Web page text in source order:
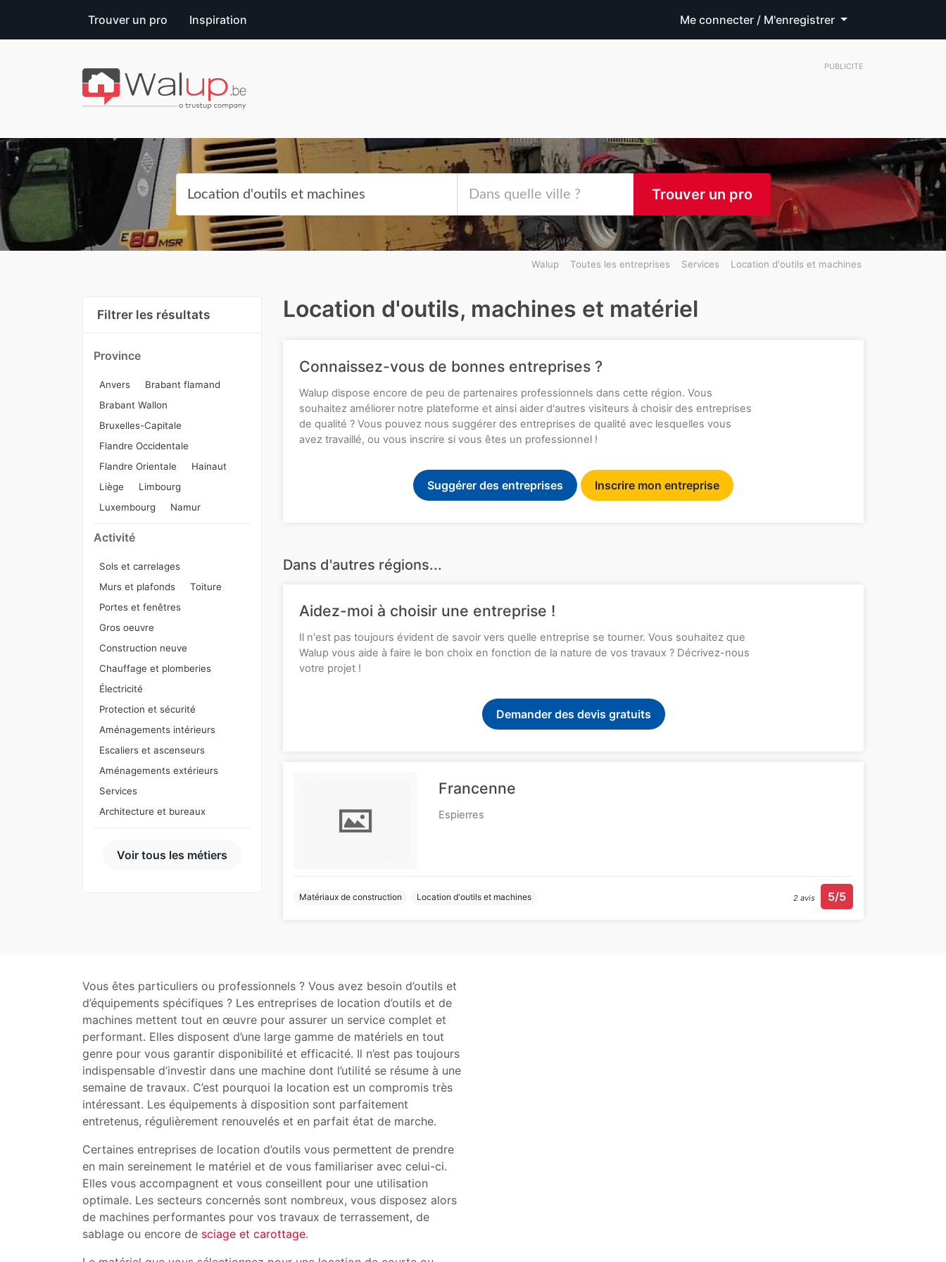
Trouver un pro Inspiration Me connecter / M'enregistrer
PUBLICITE
Trouver un pro
Walup Toutes les entreprises Services Location d'outils et machines
Filtrer les résultats
Province
Anvers
Brabant flamand
Brabant Wallon
Bruxelles-Capitale
Flandre Occidentale
Flandre Orientale
Hainaut
Liège
Limbourg
Luxembourg
Namur
Activité
Sols et carrelages
Murs et plafonds
Toiture
Portes et fenêtres
Gros oeuvre
Construction neuve
Chauffage et plomberies
Électricité
Protection et sécurité
Aménagements intérieurs
Escaliers et ascenseurs
Aménagements extérieurs
Services
Architecture et bureaux
Voir tous les métiers
Location d'outils, machines et matériel
Connaissez-vous de bonnes entreprises ?
Walup dispose encore de peu de partenaires professionnels dans cette région. Vous
souhaitez améliorer notre plateforme et ainsi aider d'autres visiteurs à choisir des entreprises
de qualité ? Vous pouvez nous suggérer des entreprises de qualité avec lesquelles vous
avez travaillé, ou vous inscrire si vous êtes un professionnel !
Suggérer des entreprises Inscrire mon entreprise
Dans d'autres régions...
Aidez-moi à choisir une entreprise !
Il n'est pas toujours évident de savoir vers quelle entreprise se tourner. Vous souhaitez que
Walup vous aide à faire le bon choix en fonction de la nature de vos travaux ? Décrivez-nous
votre projet !
Demander des devis gratuits
Francenne
Espierres
2 avis 5/5
Matériaux de construction Location d'outils et machines
Vous êtes particuliers ou professionnels ? Vous avez besoin d’outils et
d’équipements spécifiques ? Les entreprises de location d’outils et de
machines mettent tout en œuvre pour assurer un service complet et
performant. Elles disposent d’une large gamme de matériels en tout
genre pour vous garantir disponibilité et efficacité. Il n’est pas toujours
indispensable d’investir dans une machine dont l’utilité se résume à une
semaine de travaux. C’est pourquoi la location est un compromis très
intéressant. Les équipements à disposition sont parfaitement
entretenus, régulièrement renouvelés et en parfait état de marche.
Certaines entreprises de location d’outils vous permettent de prendre
en main sereinement le matériel et de vous familiariser avec celui-ci.
Elles vous accompagnent et vous conseillent pour une utilisation
optimale. Les secteurs concernés sont nombreux, vous disposez alors
de machines performantes pour vos travaux de terrassement, de
sablage ou encore de sciage et carottage.